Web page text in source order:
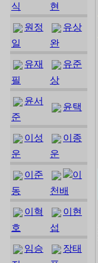
식
현
원정
일
유상
완
유재
필
유준
상
윤서
준
윤택
이성
운
이종
운
이준
동
이
천배
이혁
호
이현
섭
임승
장태